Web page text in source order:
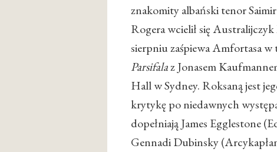
znakomity albański tenor
Rogera wcielił się
sierpniu zaśpiewa Amfortasa
Parsifalaz Jonasem
Hall w Sydney. Roksaną jest
krytykę po niedawnych
dopełniają James Egglestone
Gennadi Dubinsky